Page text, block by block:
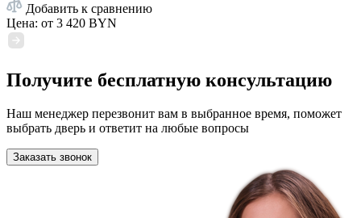
Добавить к сравнению
Цена: от 3 420 BYN
Получите бесплатную консультацию
Наш менеджер перезвонит вам в выбранное время, поможет
выбрать дверь и ответит на любые вопросы
Заказать звонок